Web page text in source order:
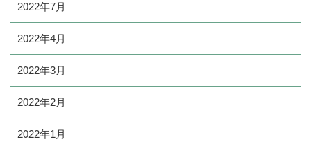
2022年7月
2022年4月
2022年3月
2022年2月
2022年1月